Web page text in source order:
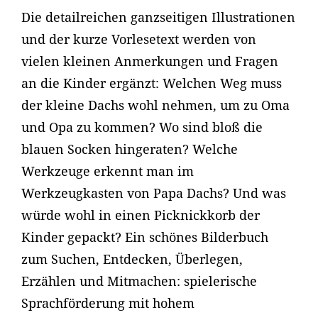
Die detailreichen ganzseitigen Illustrationen
und der kurze Vorlesetext werden von
vielen kleinen Anmerkungen und Fragen
an die Kinder ergänzt: Welchen Weg muss
der kleine Dachs wohl nehmen, um zu Oma
und Opa zu kommen? Wo sind bloß die
blauen Socken hingeraten? Welche
Werkzeuge erkennt man im
Werkzeugkasten von Papa Dachs? Und was
würde wohl in einen Picknickkorb der
Kinder gepackt? Ein schönes Bilderbuch
zum Suchen, Entdecken, Überlegen,
Erzählen und Mitmachen: spielerische
Sprachförderung mit hohem